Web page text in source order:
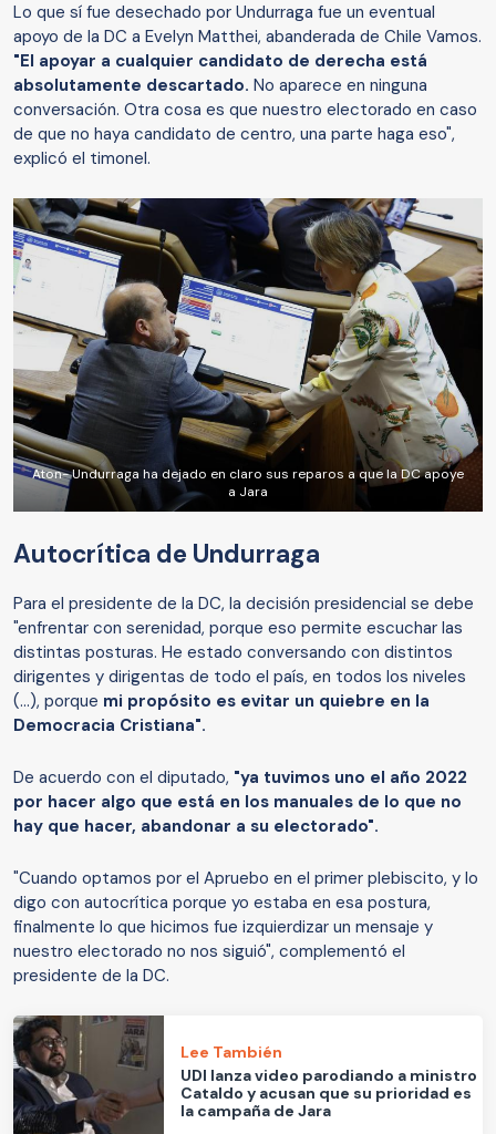
Lo que sí fue desechado por Undurraga fue un eventual
apoyo de la DC a Evelyn Matthei, abanderada de Chile Vamos.
"El apoyar a cualquier candidato de derecha está
absolutamente descartado. No aparece en ninguna
conversación. Otra cosa es que nuestro electorado en caso
de que no haya candidato de centro, una parte haga eso",
explicó el timonel.
Aton- Undurraga ha dejado en claro sus reparos a que la DC apoye
a Jara
Autocrítica de Undurraga
Para el presidente de la DC, la decisión presidencial se debe
"enfrentar con serenidad, porque eso permite escuchar las
distintas posturas. He estado conversando con distintos
dirigentes y dirigentas de todo el país, en todos los niveles
(...), porque mi propósito es evitar un quiebre en la
Democracia Cristiana".
De acuerdo con el diputado, "ya tuvimos uno el año 2022
por hacer algo que está en los manuales de lo que no
hay que hacer, abandonar a su electorado".
"Cuando optamos por el Apruebo en el primer plebiscito, y lo
digo con autocrítica porque yo estaba en esa postura,
finalmente lo que hicimos fue izquierdizar un mensaje y
nuestro electorado no nos siguió", complementó el
presidente de la DC.
Lee También
UDI lanza video parodiando a ministro
Cataldo y acusan que su prioridad es
la campaña de Jara